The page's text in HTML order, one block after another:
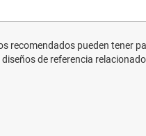
recomendados pueden tener
de referencia